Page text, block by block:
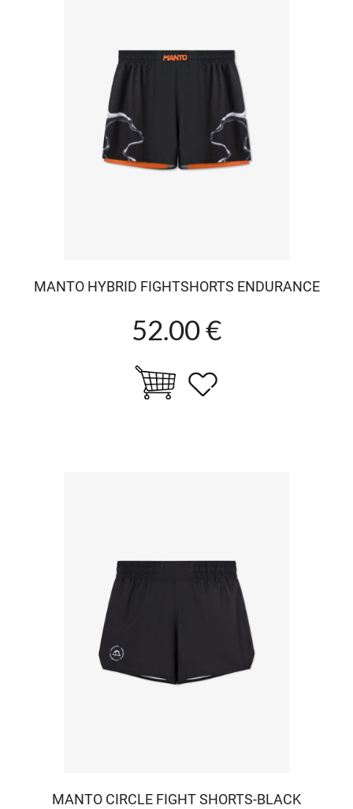
MANTO HYBRID FIGHTSHORTS ENDURANCE
52.00 €
MANTO CIRCLE FIGHT SHORTS-BLACK